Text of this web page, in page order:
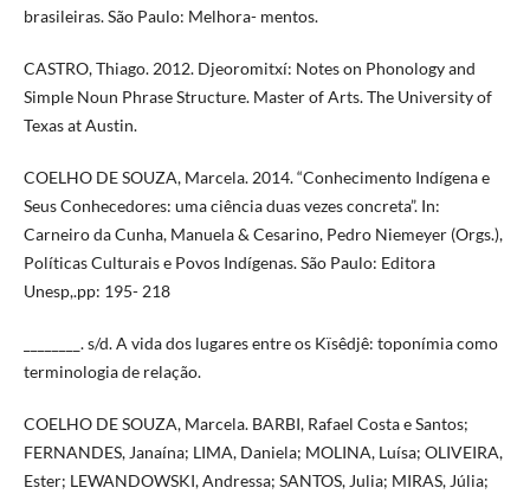
brasileiras. São Paulo: Melhora- mentos.
CASTRO, Thiago. 2012. Djeoromitxí: Notes on Phonology and
Simple Noun Phrase Structure. Master of Arts. The University of
Texas at Austin.
COELHO DE SOUZA, Marcela. 2014. “Conhecimento Indígena e
Seus Conhecedores: uma ciência duas vezes concreta”. In:
Carneiro da Cunha, Manuela & Cesarino, Pedro Niemeyer (Orgs.),
Políticas Culturais e Povos Indígenas. São Paulo: Editora
Unesp,.pp: 195- 218
________. s/d. A vida dos lugares entre os Kïsêdjê: toponímia como
terminologia de relação.
COELHO DE SOUZA, Marcela. BARBI, Rafael Costa e Santos;
FERNANDES, Janaína; LIMA, Daniela; MOLINA, Luísa; OLIVEIRA,
Ester; LEWANDOWSKI, Andressa; SANTOS, Julia; MIRAS, Júlia;